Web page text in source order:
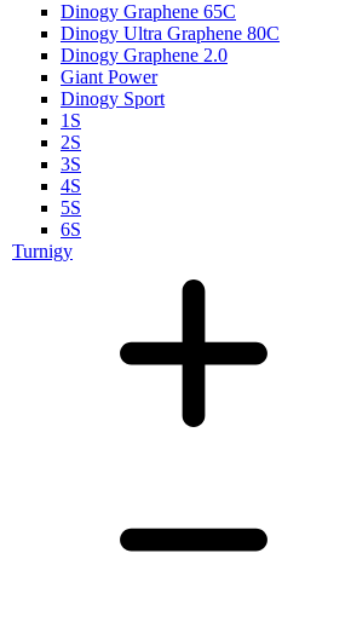
Dinogy Graphene 65C
Dinogy Ultra Graphene 80C
Dinogy Graphene 2.0
Giant Power
Dinogy Sport
1S
2S
3S
4S
5S
6S
Turnigy